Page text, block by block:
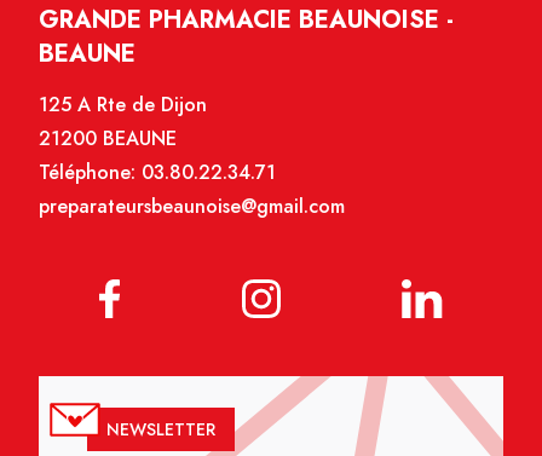
GRANDE PHARMACIE BEAUNOISE -
BEAUNE
125 A Rte de Dijon
21200 BEAUNE
Téléphone: 03.80.22.34.71
preparateursbeaunoise@gmail.com
NEWSLETTER